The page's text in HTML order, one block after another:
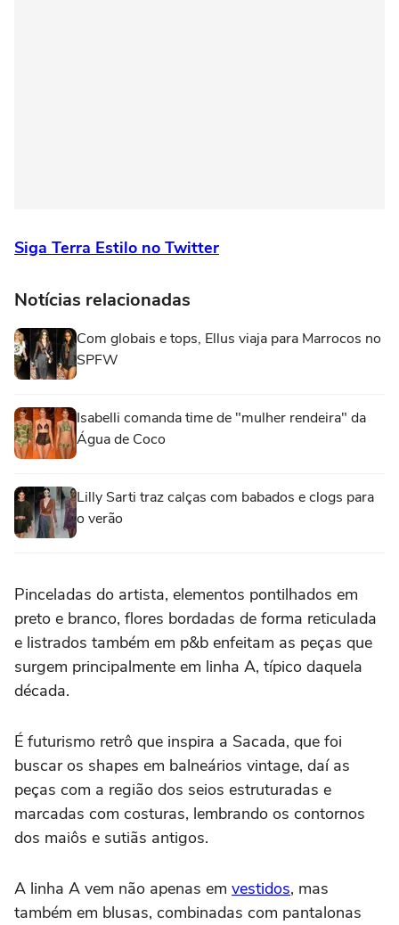
Siga Terra Estilo no Twitter
Notícias relacionadas
Com globais e tops, Ellus viaja para Marrocos no
SPFW
Isabelli comanda time de "mulher rendeira" da
Água de Coco
Lilly Sarti traz calças com babados e clogs para
o verão
Pinceladas do artista, elementos pontilhados em
preto e branco, flores bordadas de forma reticulada
e listrados também em p&b enfeitam as peças que
surgem principalmente em linha A, típico daquela
década.
É futurismo retrô que inspira a Sacada, que foi
buscar os shapes em balneários vintage, daí as
peças com a região dos seios estruturadas e
marcadas com costuras, lembrando os contornos
dos maiôs e sutiãs antigos.
A linha A vem não apenas em vestidos, mas
também em blusas, combinadas com pantalonas